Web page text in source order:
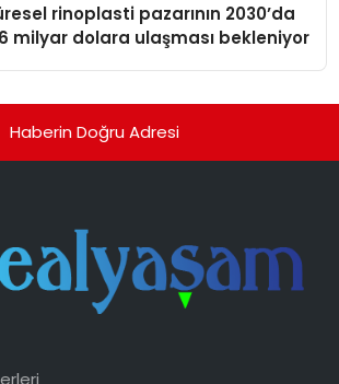
rinoplasti pazarının 2030’da
milyar dolara ulaşması bekleniyor
Haberin Doğru Adresi